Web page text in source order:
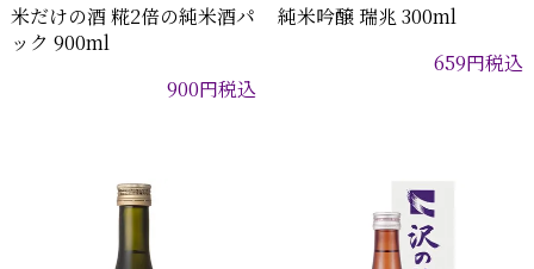
米だけの酒 糀2倍の純米酒パ
ック 900ml
900円税込
純米吟醸 瑞兆 300ml
659円税込